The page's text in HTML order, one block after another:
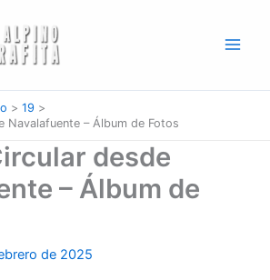
19
Navalafuente – Álbum de Fotos
desde
– Álbum de
de 2025